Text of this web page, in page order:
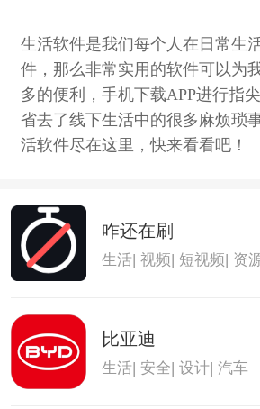
生活软件是我们每个人在日常生
件，那么非常实用的软件可以为
多的便利，手机下载APP进行指
省去了线下生活中的很多麻烦琐
活软件尽在这里，快来看看吧！
咋还在刷
生活|视频| 短视频| 资
比亚迪
生活 |安全 |设计 |汽车